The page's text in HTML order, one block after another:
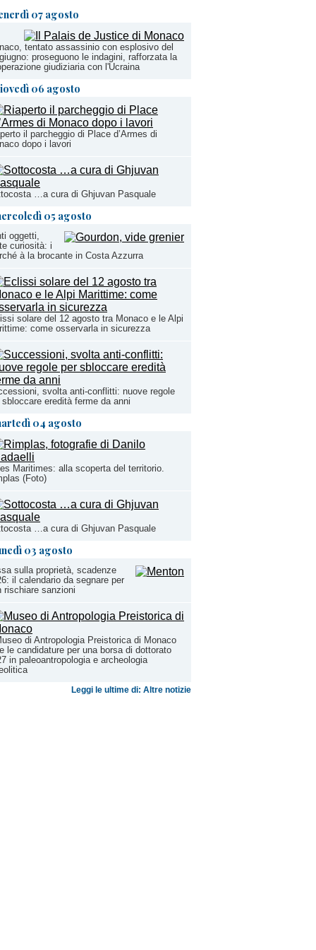
07 agosto
tentato assassinio con esplosivo del
proseguono le indagini, rafforzata la
giudiziaria con l'Ucraina
06 agosto
il parcheggio di Place d’Armes di
dopo i lavori
…a cura di Ghjuvan Pasquale
05 agosto
oggetti,
curiosità: i
à la brocante in Costa Azzurra
solare del 12 agosto tra Monaco e le Alpi
come osservarla in sicurezza
svolta anti-conflitti: nuove regole
sbloccare eredità ferme da anni
04 agosto
Maritimes: alla scoperta del territorio.
(Foto)
…a cura di Ghjuvan Pasquale
03 agosto
sulla proprietà, scadenze
il calendario da segnare per
rischiare sanzioni
di Antropologia Preistorica di Monaco
le candidature per una borsa di dottorato
in paleoantropologia e archeologia
Leggi le ultime di: Altre notizie